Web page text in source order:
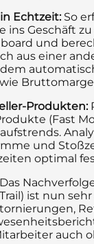
Echtzeit:So
ins Geschäft
und
aus einer
Produkten:
(Fast
und
optimal
ist nun sehr
auch